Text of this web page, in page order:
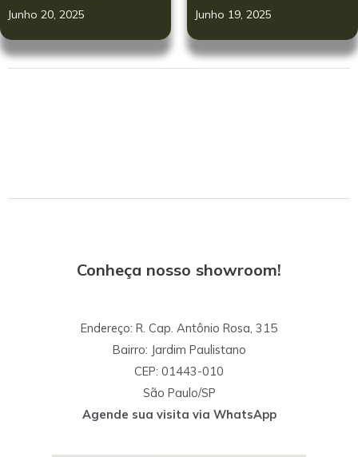
Junho 20, 2025 Junho 19, 2025
Conheça nosso showroom!
Endereço: R. Cap. Antônio Rosa, 315
Bairro: Jardim Paulistano
CEP: 01443-010
São Paulo/SP
Agende sua visita via WhatsApp